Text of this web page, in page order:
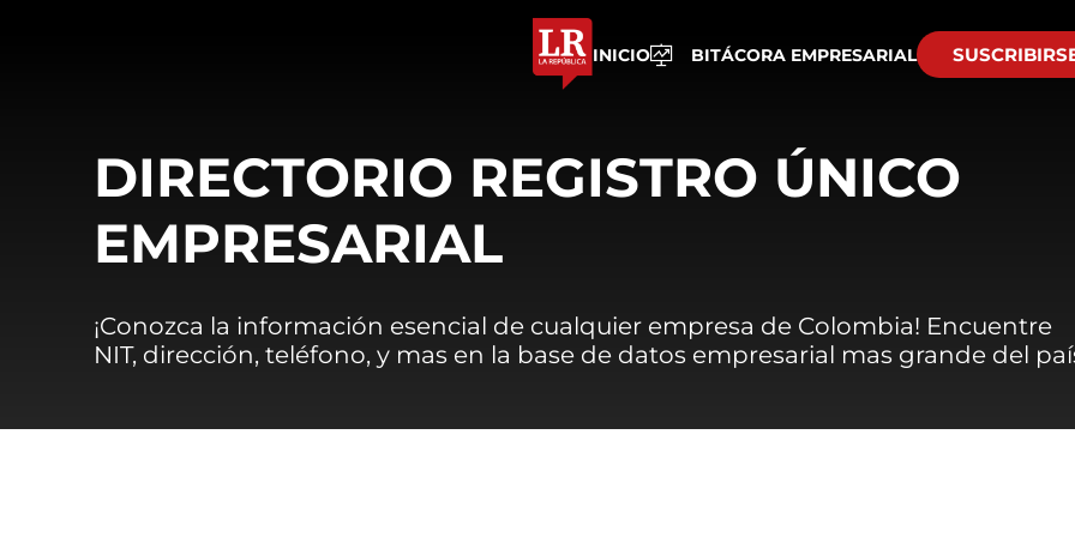
INICIO BITÁCORA EMPRESARIAL
DIRECTORIO REGISTRO ÚNICO
EMPRESARIAL
¡Conozca la información esencial de cualquier empresa de Colombia! Encuentre
NIT, dirección, teléfono, y mas en la base de datos empresarial mas grande del